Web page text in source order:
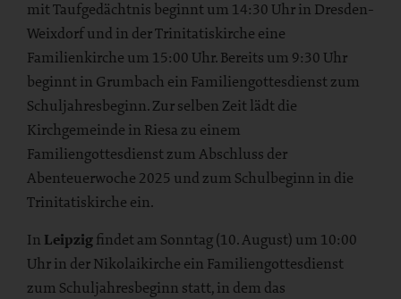
mit Taufgedächtnis beginnt um 14:30 Uhr in Dresden-
Weixdorf und in der Trinitatiskirche eine
Familienkirche um 15:00 Uhr. Bereits um 9:30 Uhr
beginnt in Grumbach ein Familiengottesdienst zum
Schuljahresbeginn. Zur selben Zeit lädt die
Kirchgemeinde in Riesa zu einem
Familiengottesdienst zum Abschluss der
Abenteuerwoche 2025 und zum Schulbeginn in die
Trinitatiskirche ein.
In Leipzigfindet am Sonntag (10. August) um 10:00
Uhr in der Nikolaikirche ein Familiengottesdienst
zum Schuljahresbeginn statt, in dem das